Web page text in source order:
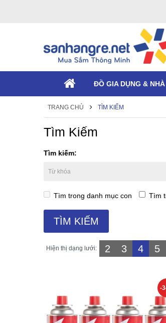
ĐỒ GIA DỤNG &
TRANG CHỦ TÌM KIẾM
Tìm Kiếm
Tìm kiếm:
Tìm trong danh mục con Tìm
Hiện thị dạng lưới: 2 3 4 5
-